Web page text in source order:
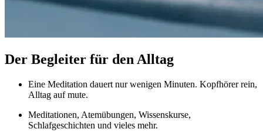
Der Begleiter für den Alltag
Eine Meditation dauert nur wenigen Minuten. Kopfhörer rein,
Alltag auf mute.
Meditationen, Atemübungen, Wissenskurse,
Schlafgeschichten und vieles mehr.